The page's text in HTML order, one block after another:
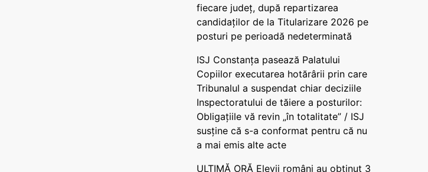
fiecare județ, după repartizarea
candidaților de la Titularizare 2026 pe
posturi pe perioadă nedeterminată
ISJ Constanța pasează Palatului
Copiilor executarea hotărârii prin care
Tribunalul a suspendat chiar deciziile
Inspectoratului de tăiere a posturilor:
Obligațiile vă revin „în totalitate” / ISJ
susține că s-a conformat pentru că nu
a mai emis alte acte
ULTIMĂ ORĂ Elevii români au obținut 3